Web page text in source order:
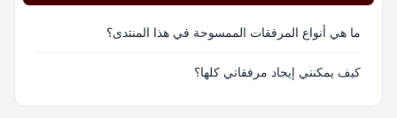
ما هي أنواع المرفقات الممسوحة في هذا المنتدى؟
كيف يمكنني إيجاد مرفقاتي كلها؟